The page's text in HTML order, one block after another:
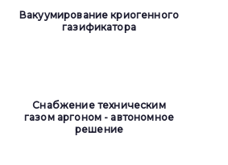
Вакуумирование криогенного
газификатора
Снабжение техническим
газом аргоном - автономное
решение